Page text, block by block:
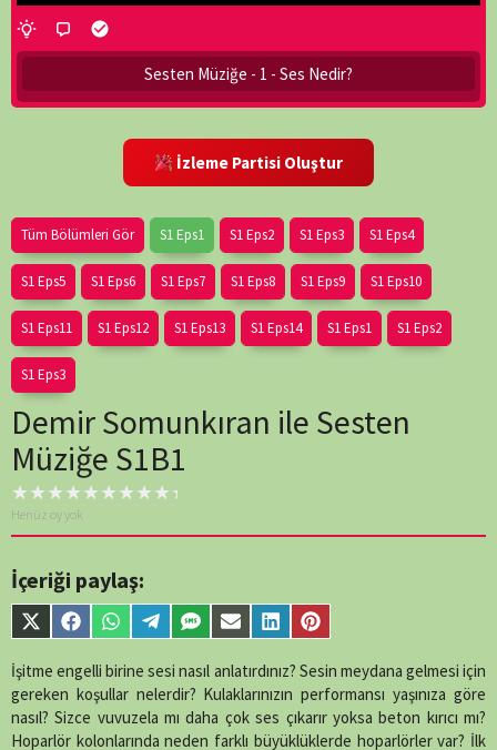
Sesten Müziğe - 1 - Ses Nedir?
İzleme Partisi Oluştur
Tüm Bölümleri Gör S1 Eps1 S1 Eps2 S1 Eps3 S1 Eps4
S1 Eps5 S1 Eps6 S1 Eps7 S1 Eps8 S1 Eps9 S1 Eps10
S1 Eps11 S1 Eps12 S1 Eps13 S1 Eps14 S1 Eps1 S1 Eps2
S1 Eps3
Demir Somunkıran ile Sesten
Müziğe S1B1
Henüz oy yok
İçeriği paylaş:
Share
on
X
(Twitter)
Share
on
Facebook
Share
on
WhatsApp
Share
on
Telegram
Share
on
SMS
Share
on
Email
Share
on
LinkedIn
Share
on
Pinterest
İşitme engelli birine sesi nasıl anlatırdınız? Sesin meydana gelmesi için
gereken koşullar nelerdir? Kulaklarınızın performansı yaşınıza göre
nasıl? Sizce vuvuzela mı daha çok ses çıkarır yoksa beton kırıcı mı?
Hoparlör kolonlarında neden farklı büyüklüklerde hoparlörler var? İlk